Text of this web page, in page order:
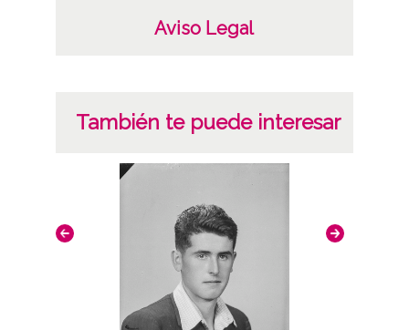
Licencia de las imágenes
Aviso Legal
También te puede interesar